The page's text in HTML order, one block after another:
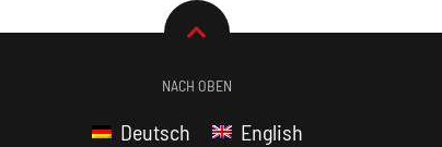
NACH OBEN
Deutsch English